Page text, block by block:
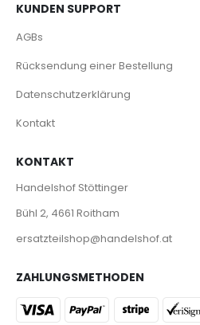
KUNDEN SUPPORT
AGBs
Rücksendung einer Bestellung
Datenschutzerklärung
Kontakt
KONTAKT
Handelshof Stöttinger
Bühl 2, 4661 Roitham
ersatzteilshop@handelshof.at
ZAHLUNGSMETHODEN